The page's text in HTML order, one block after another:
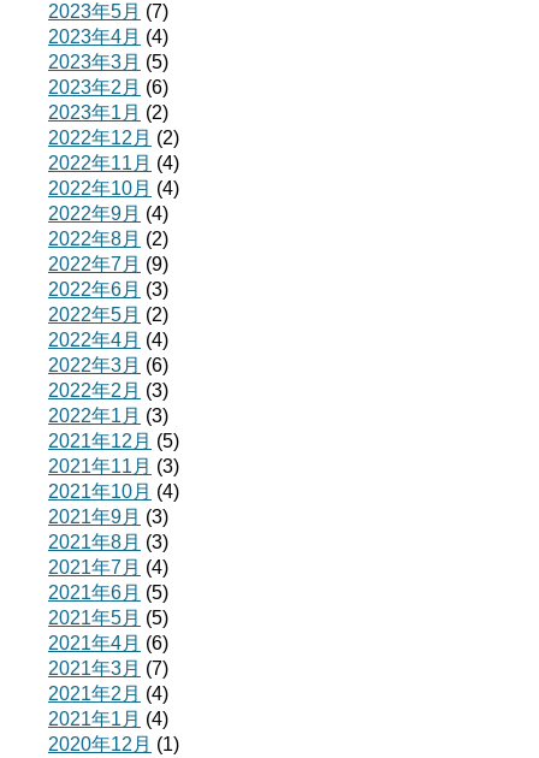
2023年5月 (7)
2023年4月 (4)
2023年3月 (5)
2023年2月 (6)
2023年1月 (2)
2022年12月 (2)
2022年11月 (4)
2022年10月 (4)
2022年9月 (4)
2022年8月 (2)
2022年7月 (9)
2022年6月 (3)
2022年5月 (2)
2022年4月 (4)
2022年3月 (6)
2022年2月 (3)
2022年1月 (3)
2021年12月 (5)
2021年11月 (3)
2021年10月 (4)
2021年9月 (3)
2021年8月 (3)
2021年7月 (4)
2021年6月 (5)
2021年5月 (5)
2021年4月 (6)
2021年3月 (7)
2021年2月 (4)
2021年1月 (4)
2020年12月 (1)